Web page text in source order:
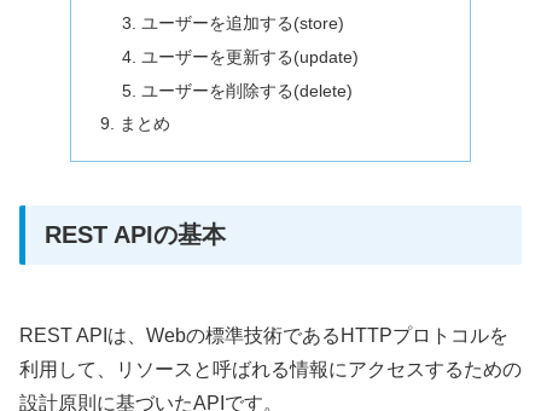
ユーザーを追加する(store)
ユーザーを更新する(update)
ユーザーを削除する(delete)
まとめ
REST APIの基本
REST APIは、Webの標準技術であるHTTPプロトコルを
利用して、リソースと呼ばれる情報にアクセスするための
設計原則に基づいたAPIです。